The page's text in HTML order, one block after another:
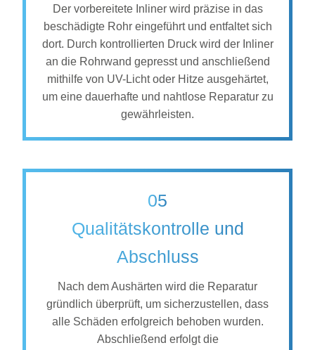
Der vorbereitete Inliner wird präzise in das
beschädigte Rohr eingeführt und entfaltet sich
dort. Durch kontrollierten Druck wird der Inliner
an die Rohrwand gepresst und anschließend
mithilfe von UV-Licht oder Hitze ausgehärtet,
um eine dauerhafte und nahtlose Reparatur zu
gewährleisten.
05
Qualitätskontrolle und
Abschluss
Nach dem Aushärten wird die Reparatur
gründlich überprüft, um sicherzustellen, dass
alle Schäden erfolgreich behoben wurden.
Abschließend erfolgt die